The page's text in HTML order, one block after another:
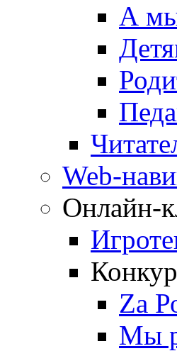
А
Web-
Онлайн-
Zа
Мы